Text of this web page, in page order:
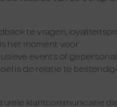
te vragen,
het moment voor
events of
is de relatie te
klantcommunicatie